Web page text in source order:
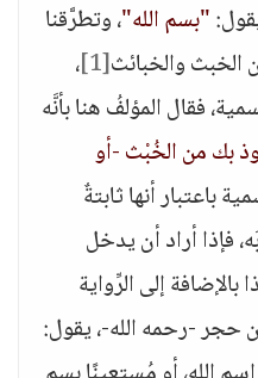
"بسم الله"، وتطرَّقنا
الخبث والخبائث[1] ،
فقال المؤلفُ هنا بأنَّه
بك من الخُبْث -أو
باعتبار أنها ثابتةٌ
فإذا أراد أن يدخل
إلى الرِّواية
حجر -رحمه الله-، يقول: